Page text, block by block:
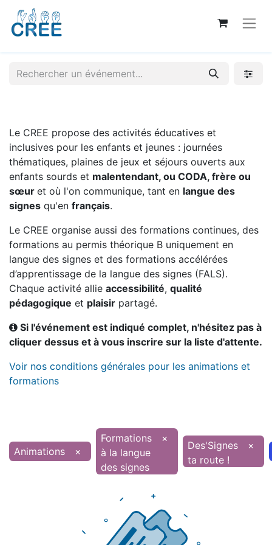
Le CREE propose des activités éducatives et
inclusives pour les enfants et jeunes : journées
thématiques, plaines de jeux et séjours ouverts aux
enfants sourds et malentendant, ou CODA, frère ou
sœur et où l'on communique, tant en langue des
signes qu'en français.
Le CREE organise aussi des formations continues, des
formations au permis théorique B uniquement en
langue des signes et des formations accélérées
d’apprentissage de la langue des signes (FALS).
Chaque activité allie accessibilité, qualité
pédagogique et plaisir partagé.
Si l'événement est indiqué complet, n'hésitez pas à
cliquer dessus et à vous inscrire sur la liste d'attente.
Voir nos conditions générales pour les animations et
formations
Animations ×
Formations
à la langue
des signes
×
Des'Signes
ta route !
×